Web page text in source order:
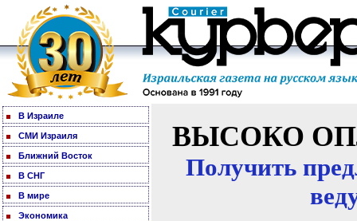
В Израиле
СМИ Израиля
Ближний Восток
В СНГ
В мире
Экономика
ВЫСОКО
Получить